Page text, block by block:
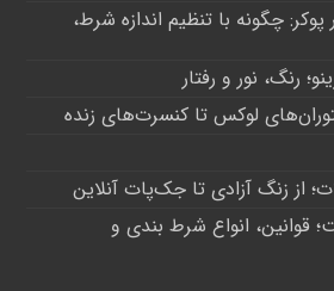
چگونه با تنظیم اندازه شرط،
رنگ، نور و رفتار
لوکس تا کنسرت‌های زنده
از زنگ آزادی تا جک‌پات‌ آنلاین
قوانین، انواع شرط بندی و